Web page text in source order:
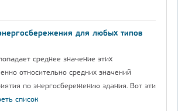
для любых типов
среднее значение этих
относительно средних значений
по энергосбережению здания. Вот эти
список